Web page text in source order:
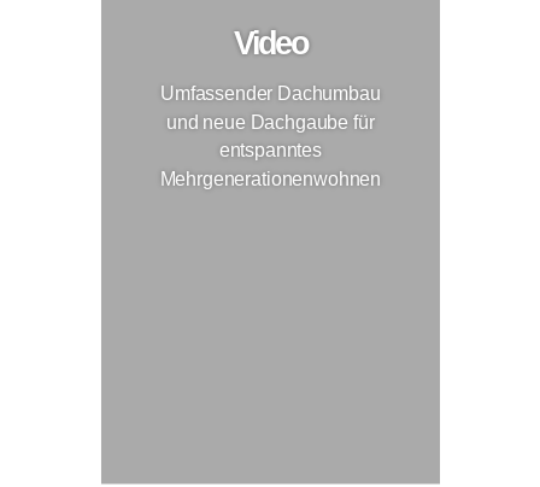
Video
Umfassender Dachumbau
und neue Dachgaube für
entspanntes
Mehrgenerationenwohnen